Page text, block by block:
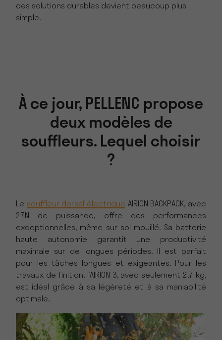
ces solutions durables devient beaucoup plus
simple.
À ce jour, PELLENC propose
deux modèles de
souffleurs. Lequel choisir
?
Le souffleur dorsal électrique AIRION BACKPACK, avec
27N de puissance, offre des performances
exceptionnelles, même sur sol mouillé. Sa batterie
haute autonomie garantit une productivité
maximale sur de longues périodes. Il est parfait
pour les tâches longues et exigeantes. Pour les
travaux de finition, l’AIRION 3, avec seulement 2,7 kg,
est idéal grâce à sa légèreté et à sa maniabilité
optimale.